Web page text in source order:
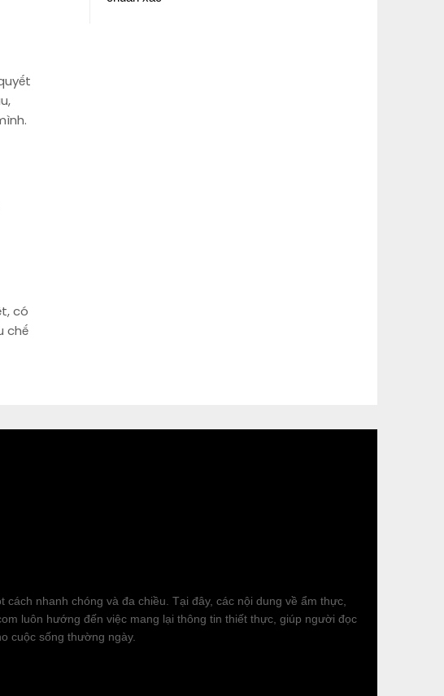
có
chế
nhanh chóng và đa chiều. Tại đây, các nội dung về ẩm thực,
luôn hướng đến việc mang lại thông tin thiết thực, giúp người đọc
cuộc sống thường ngày.